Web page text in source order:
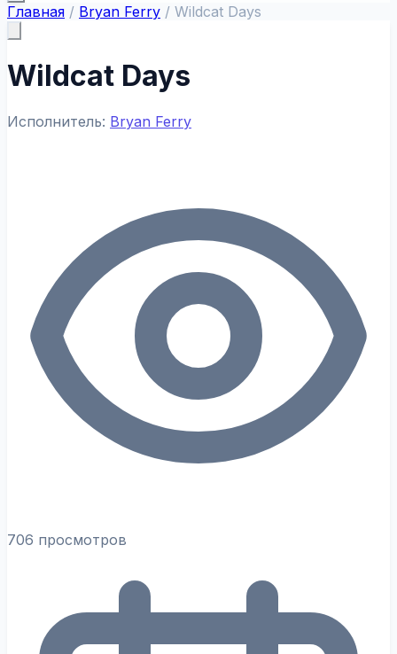
Главная / Bryan Ferry / Wildcat Days
Wildcat Days
Исполнитель: Bryan Ferry
706 просмотров